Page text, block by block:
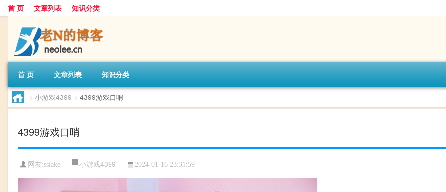
首 页 文章列表 知识分类
首 页 文章列表 知识分类
> 小游戏4399 > 4399游戏口哨
4399游戏口哨
网友:sslake 小游戏4399 2024-01-16 23:31:59